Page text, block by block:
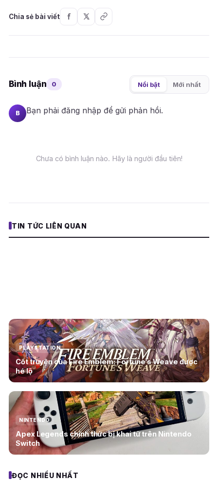
Chia sẻ bài viết
Bình luận 0 Nổi bật Mới nhất
B Bạn phải đăng nhập để gửi phản hồi.
Chưa có bình luận nào. Hãy là người đầu tiên!
TIN TỨC LIÊN QUAN
PLAYSTATION
Cốt truyện của Fire Emblem: Fortune’s Weave được
hé lộ
NINTENDO
Apex Legends chính thức bị khai tử trên Nintendo
Switch
ĐỌC NHIỀU NHẤT